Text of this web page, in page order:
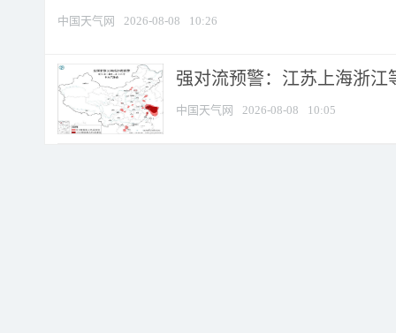
中国天气网 2026-08-08 10:26
强对流预警：江苏上海浙江
中国天气网 2026-08-08 10:05